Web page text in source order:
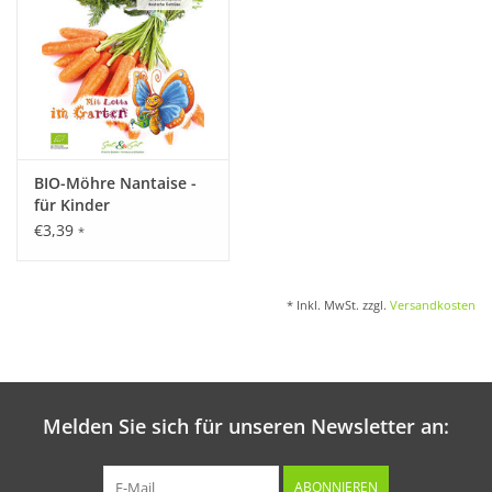
Kultur:
Reihenabstand: 15 – 20 cm, in der Reihe 6 – 8 cm. Bei Bedarf
nach dem Auflaufen rechtzeitig auf Abstand verziehen.
Saattiefe: 1 - 1,5 cm.
Ernte / Blüte:
BIO-Möhre Nantaise -
für Kinder
€3,39 *
* Inkl. MwSt. zzgl. Versandkosten
Melden Sie sich für unseren Newsletter an:
ABONNIEREN